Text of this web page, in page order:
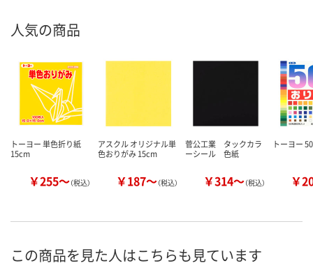
人気の商品
トーヨー 単色折り紙
15cm
￥255～（税込）
アスクル オリジナル単
色おりがみ 15cm
￥187～（税込）
菅公工業 タックカラ
ーシール 色紙
￥314～（税込）
トーヨー
￥
この商品を見た人はこちらも見ています